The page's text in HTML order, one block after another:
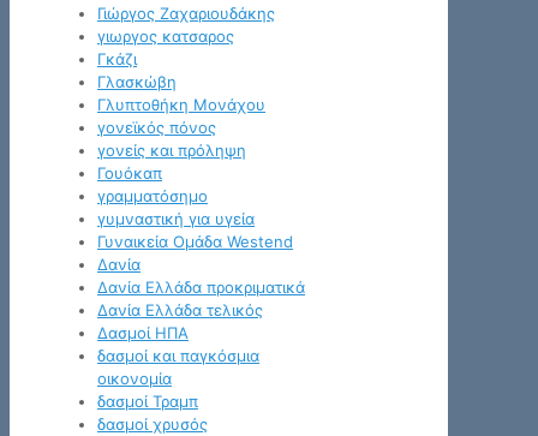
Γιώργος Ζαχαριουδάκης
γιωργος κατσαρος
Γκάζι
Γλασκώβη
Γλυπτοθήκη Μονάχου
γονεϊκός πόνος
γονείς και πρόληψη
Γουόκαπ
γραμματόσημο
γυμναστική για υγεία
Γυναικεία Ομάδα Westend
Δανία
Δανία Ελλάδα προκριματικά
Δανία Ελλάδα τελικός
Δασμοί ΗΠΑ
δασμοί και παγκόσμια
οικονομία
δασμοί Τραμπ
δασμοί χρυσός